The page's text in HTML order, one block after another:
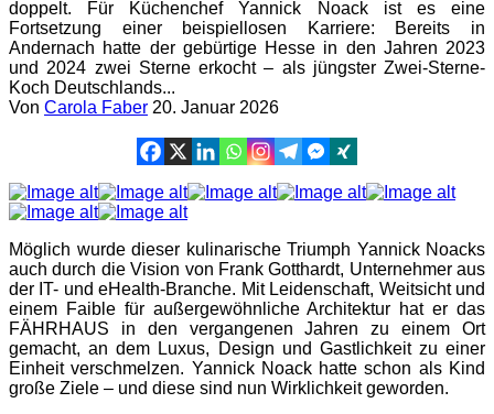
doppelt. Für Küchenchef Yannick Noack ist es eine
Fortsetzung einer beispiellosen Karriere: Bereits in
Andernach hatte der gebürtige Hesse in den Jahren 2023
und 2024 zwei Sterne erkocht – als jüngster Zwei-Sterne-
Koch Deutschlands...
Von Carola Faber 20. Januar 2026
Möglich wurde dieser kulinarische Triumph Yannick Noacks
auch durch die Vision von Frank Gotthardt, Unternehmer aus
der IT- und eHealth-Branche. Mit Leidenschaft, Weitsicht und
einem Faible für außergewöhnliche Architektur hat er das
FÄHRHAUS in den vergangenen Jahren zu einem Ort
gemacht, an dem Luxus, Design und Gastlichkeit zu einer
Einheit verschmelzen. Yannick Noack hatte schon als Kind
große Ziele – und diese sind nun Wirklichkeit geworden.